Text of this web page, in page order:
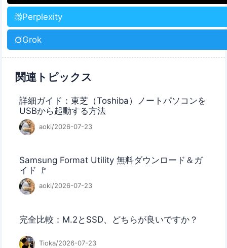
Perplexity
Grok
関連トピックス
詳細ガイド：東芝（Toshiba）ノートパソコンを
USBから起動する方法
aoki/2026-07-23
Samsung Format Utility 無料ダウンロード＆ガ
イド 🚩
aoki/2026-07-23
完全比較：M.2とSSD、どちらが良いですか？
Tioka/2026-07-23